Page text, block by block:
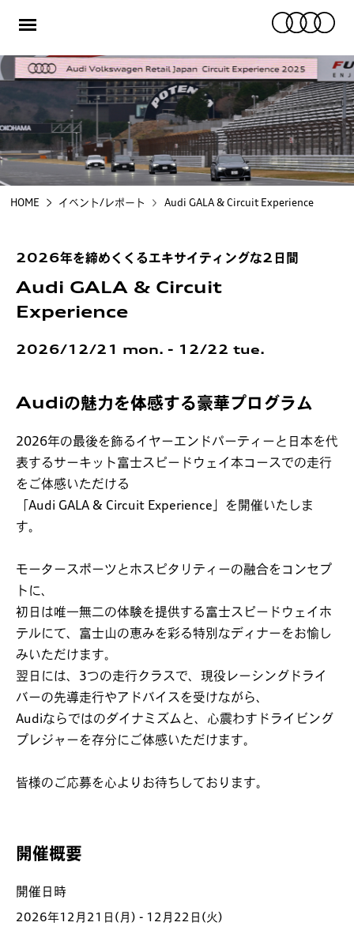
メ
ュ
ー
ご購入を検討の方
オーナーの方
キャンペーン/イベント
スペシャルコンテンツ
採用情報
認定中古車
店舗一覧
HOME イベント/レポート Audi GALA & Circuit Experience
2026年を締めくくるエキサイティングな2日間
Audi GALA & Circuit
Experience
2026/12/21 mon. - 12/22 tue.
Audiの魅力を体感する豪華プログラム
2026年の最後を飾るイヤーエンドパーティーと日本を代
表するサーキット富士スピードウェイ本コースでの走行
をご体感いただける
「Audi GALA & Circuit Experience」を開催いたしま
す。
モータースポーツとホスピタリティーの融合をコンセプ
トに、
初日は唯一無二の体験を提供する富士スピードウェイホ
テルにて、富士山の恵みを彩る特別なディナーをお愉し
みいただけます。
翌日には、3つの走行クラスで、現役レーシングドライ
バーの先導走行やアドバイスを受けながら、
Audiならではのダイナミズムと、心震わすドライビング
プレジャーを存分にご体感いただけます。
皆様のご応募を心よりお待ちしております。
開催概要
開催日時
2026年12月21日(月) - 12月22日(火)